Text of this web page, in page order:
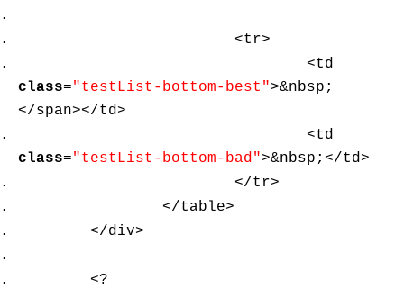
<tr>
<td
class="testList-bottom-best">&nbsp;
</span></td>
<td
class="testList-bottom-bad">&nbsp;</td>
</tr>
</table>
</div>
<?